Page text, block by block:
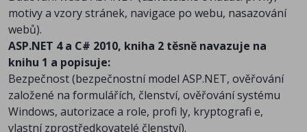
motivy a vzory stránek, navigace po webu, nasazování
webů).
ASP.NET 4 a C# 2010, kniha 2 těsně navazuje na
knihu 1 a popisuje:
Bezpečnost (bezpečnostní model ASP.NET, ověřování
založené na formulářích, členství, ověřování systému
Windows, autorizace a role, profi ly, kryptografi e,
vlastní zprostředkovatelé členství).